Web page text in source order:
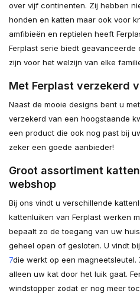
over vijf continenten. Zij hebben
honden en katten maar ook voor
amfibieën en reptielen heeft
Ferplast serie biedt
zijn voor het welzijn van elke
Met Ferplast verzekerd
Naast de mooie designs bent u
verzekerd van een hoogstaande
een product die ook nog past bij
zeker een goede aanbieder!
Groot assortiment
webshop
Bij ons vindt u verschillende
kattenluiken van Ferplast werken
bepaalt zo de toegang van uw
geheel open of gesloten. U vindt
7die werkt op een
alleen uw kat door het luik gaat.
windstopper zodat er nog meer